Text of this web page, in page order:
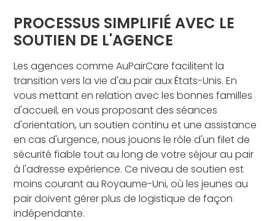
PROCESSUS SIMPLIFIÉ AVEC LE
SOUTIEN DE L'AGENCE
Les agences comme AuPairCare facilitent la
transition vers la vie d'au pair aux États-Unis. En
vous mettant en relation avec les bonnes familles
d'accueil, en vous proposant des séances
d'orientation, un soutien continu et une assistance
en cas d'urgence, nous jouons le rôle d'un filet de
sécurité fiable tout au long de votre séjour au pair
à l'adresse expérience. Ce niveau de soutien est
moins courant au Royaume-Uni, où les jeunes au
pair doivent gérer plus de logistique de façon
indépendante.